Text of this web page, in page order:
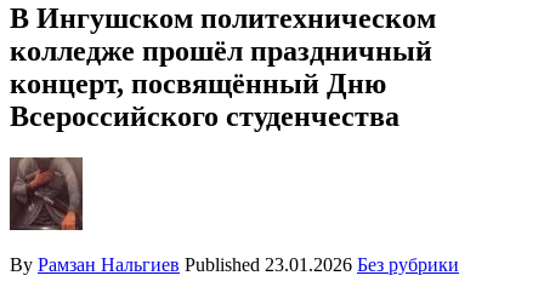
В Ингушском политехническом
колледже прошёл праздничный
концерт, посвящённый Дню
Всероссийского студенчества
By Рамзан Нальгиев Published 23.01.2026 Без рубрики